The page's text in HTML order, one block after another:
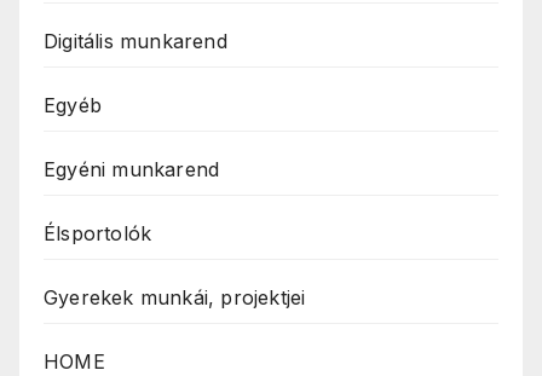
Digitális munkarend
Egyéb
Egyéni munkarend
Élsportolók
Gyerekek munkái, projektjei
HOME